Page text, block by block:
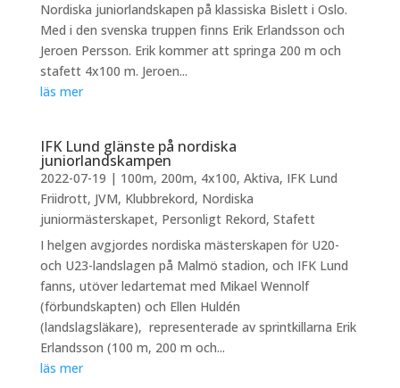
Nordiska juniorlandskapen på klassiska Bislett i Oslo.
Med i den svenska truppen finns Erik Erlandsson och
Jeroen Persson. Erik kommer att springa 200 m och
stafett 4x100 m. Jeroen...
läs mer
IFK Lund glänste på nordiska
juniorlandskampen
2022-07-19 | 100m, 200m, 4x100, Aktiva, IFK Lund
Friidrott, JVM, Klubbrekord, Nordiska
juniormästerskapet, Personligt Rekord, Stafett
I helgen avgjordes nordiska mästerskapen för U20-
och U23-landslagen på Malmö stadion, och IFK Lund
fanns, utöver ledartemat med Mikael Wennolf
(förbundskapten) och Ellen Huldén
(landslagsläkare), representerade av sprintkillarna Erik
Erlandsson (100 m, 200 m och...
läs mer